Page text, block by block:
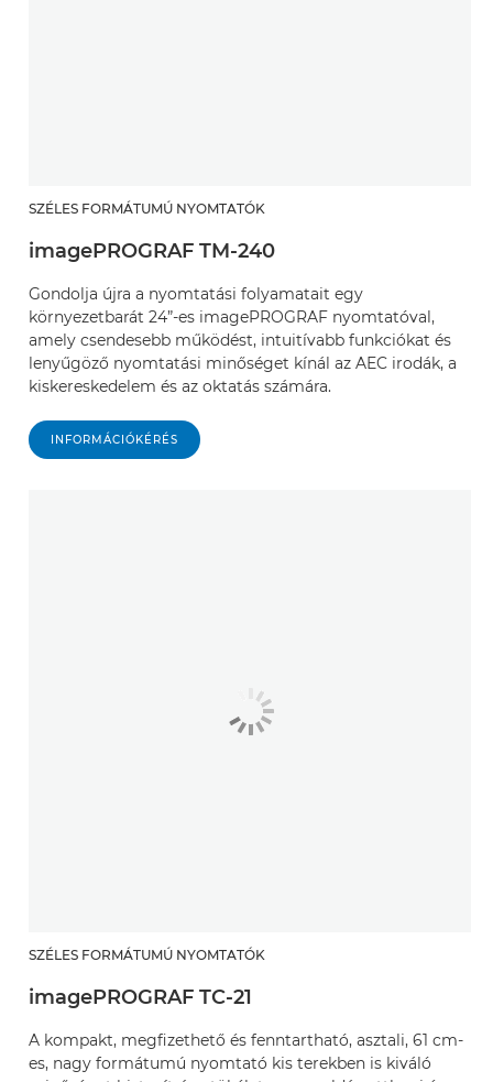
SZÉLES FORMÁTUMÚ NYOMTATÓK
imagePROGRAF TM-240
Gondolja újra a nyomtatási folyamatait egy
környezetbarát 24”-es imagePROGRAF nyomtatóval,
amely csendesebb működést, intuitívabb funkciókat és
lenyűgöző nyomtatási minőséget kínál az AEC irodák, a
kiskereskedelem és az oktatás számára.
INFORMÁCIÓKÉRÉS
SZÉLES FORMÁTUMÚ NYOMTATÓK
imagePROGRAF TC-21
A kompakt, megfizethető és fenntartható, asztali, 61 cm-
es, nagy formátumú nyomtató kis terekben is kiváló